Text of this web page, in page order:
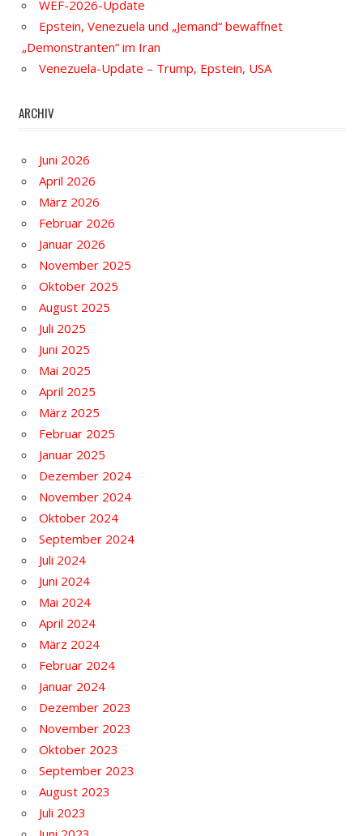
WEF-2026-Update
Epstein, Venezuela und „Jemand“ bewaffnet
„Demonstranten“ im Iran
Venezuela-Update – Trump, Epstein, USA
ARCHIV
Juni 2026
April 2026
März 2026
Februar 2026
Januar 2026
November 2025
Oktober 2025
August 2025
Juli 2025
Juni 2025
Mai 2025
April 2025
März 2025
Februar 2025
Januar 2025
Dezember 2024
November 2024
Oktober 2024
September 2024
Juli 2024
Juni 2024
Mai 2024
April 2024
März 2024
Februar 2024
Januar 2024
Dezember 2023
November 2023
Oktober 2023
September 2023
August 2023
Juli 2023